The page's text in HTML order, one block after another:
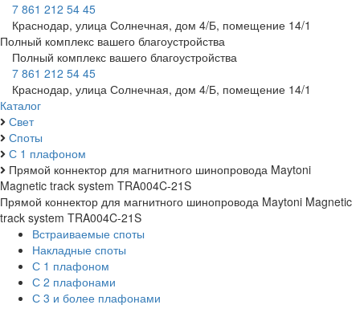
7 861 212 54 45
Краснодар, улица Солнечная, дом 4/Б, помещение 14/1
Полный комплекс вашего благоустройства
Полный комплекс вашего благоустройства
7 861 212 54 45
Краснодар, улица Солнечная, дом 4/Б, помещение 14/1
Каталог
Свет
Споты
С 1 плафоном
Прямой коннектор для магнитного шинопровода Maytoni
Magnetic track system TRA004C-21S
Прямой коннектор для магнитного шинопровода Maytoni Magnetic
track system TRA004C-21S
Встраиваемые споты
Накладные споты
С 1 плафоном
С 2 плафонами
С 3 и более плафонами